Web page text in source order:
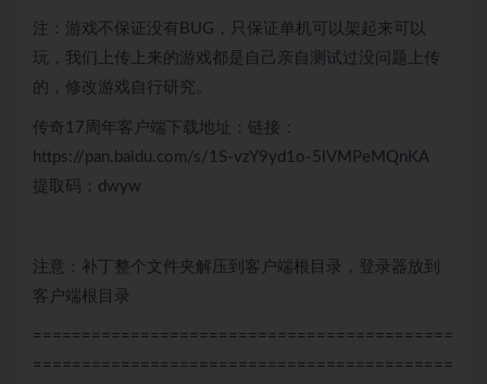
注：游戏不保证没有BUG，只保证单机可以架起来可以
玩，我们上传上来的游戏都是自己亲自测试过没问题上传
的，修改游戏自行研究。
传奇17周年客户端下载地址：链接：
https://pan.baidu.com/s/1S-vzY9yd1o-5lVMPeMQnKA
提取码：dwyw
注意：补丁整个文件夹解压到客户端根目录，登录器放到
客户端根目录
===========================================
===========================================